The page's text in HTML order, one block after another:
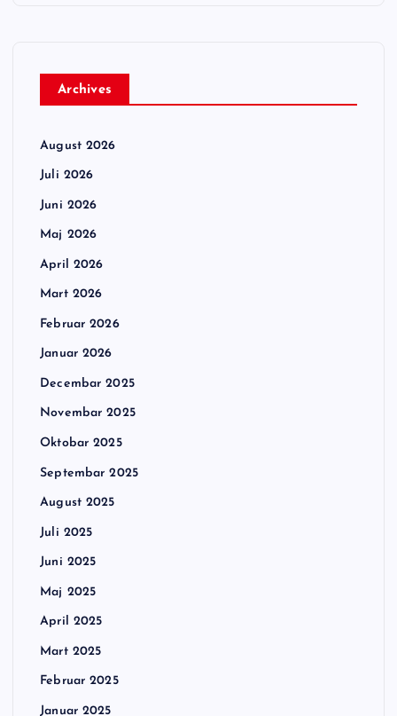
Archives
August 2026
Juli 2026
Juni 2026
Maj 2026
April 2026
Mart 2026
Februar 2026
Januar 2026
Decembar 2025
Novembar 2025
Oktobar 2025
Septembar 2025
August 2025
Juli 2025
Juni 2025
Maj 2025
April 2025
Mart 2025
Februar 2025
Januar 2025